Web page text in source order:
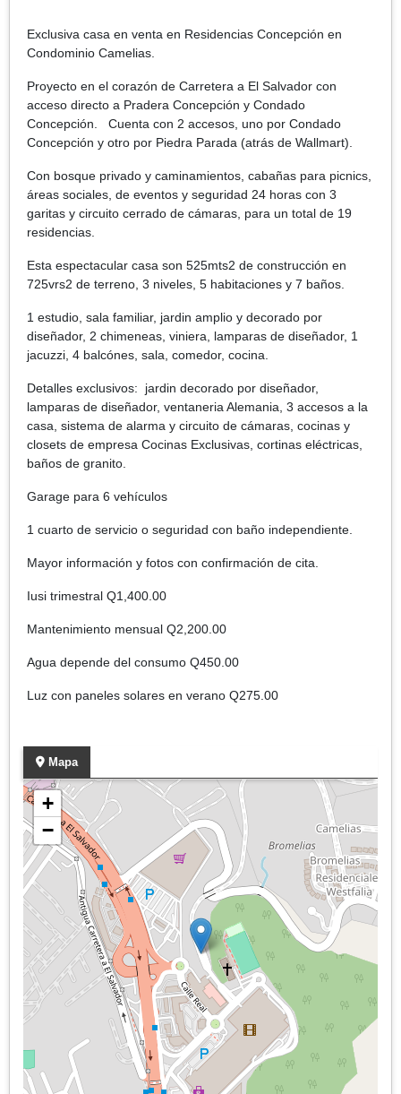
Exclusiva casa en venta en Residencias Concepción en
Condominio Camelias.
Proyecto en el corazón de Carretera a El Salvador con
acceso directo a Pradera Concepción y Condado
Concepción. Cuenta con 2 accesos, uno por Condado
Concepción y otro por Piedra Parada (atrás de Wallmart).
Con bosque privado y caminamientos, cabañas para picnics,
áreas sociales, de eventos y seguridad 24 horas con 3
garitas y circuito cerrado de cámaras, para un total de 19
residencias.
Esta espectacular casa son 525mts2 de construcción en
725vrs2 de terreno, 3 niveles, 5 habitaciones y 7 baños.
1 estudio, sala familiar, jardin amplio y decorado por
diseñador, 2 chimeneas, viniera, lamparas de diseñador, 1
jacuzzi, 4 balcónes, sala, comedor, cocina.
Detalles exclusivos: jardin decorado por diseñador,
lamparas de diseñador, ventaneria Alemania, 3 accesos a la
casa, sistema de alarma y circuito de cámaras, cocinas y
closets de empresa Cocinas Exclusivas, cortinas eléctricas,
baños de granito.
Garage para 6 vehículos
1 cuarto de servicio o seguridad con baño independiente.
Mayor información y fotos con confirmación de cita.
Iusi trimestral Q1,400.00
Mantenimiento mensual Q2,200.00
Agua depende del consumo Q450.00
Luz con paneles solares en verano Q275.00
Mapa
+
−